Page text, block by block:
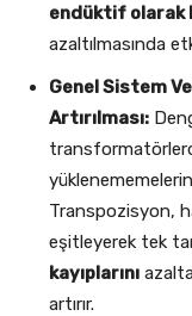
endüktif olarak
azaltılmasında
Genel Sistem
Artırılması:
Transpozisyon,
eşitleyerek tek
kayıplarını
artırır.